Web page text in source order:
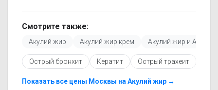
обновляется, поэтому вы видите только
актуальные данные.
Перед покупкой рекомендуется ознакомиться с
инструкцией по применению, показаниями и
противопоказаниями. При необходимости вы
Пчелиный яд с похожим действующим
Смотрите также:
Акулий жир Акулий жир крем Акулий жир и Акация
Острый бронхит Кератит Острый трахеит
Показать все цены Москвы на Акулий жир →